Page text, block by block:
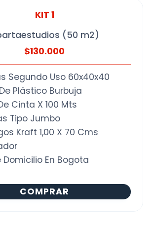
KIT 1
(50 m2)
$130.000
Segundo Uso 60x40x40
Plástico Burbuja
Cinta X 100 Mts
Tipo Jumbo
Kraft 1,00 X 70 Cms
Domicilio En Bogota
COMPRAR